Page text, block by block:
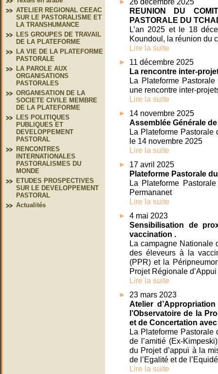
ATELIER REGIONAL CEEAC
SUR LE PASTORALISME ET
LA TRANSHUMANCE
LES GROUPES DE TRAVAIL
DE LA PLATEFORME
LA VIE DE LA PLATEFORME
PASTORALE
LA PAROLE AUX
ORGANISATIONS
PASTORALES
ORGANISATION DE LA
SOCIETE CIVILE MEMBRE
DE LA PLATEFORME
LES POLITIQUES
PUBLIQUES ET
DEVELOPPEMENT
PASTORAL
RENCONTRES
INTERNATIONALES
PASTORALISMES DU
MONDE
ETUDES PROSPECTIVES
SUR LE DEVELOPPEMENT
PASTORAL
Actualités
REUNION DU
PASTORALE DU
L’an 2025 et le 18
Koundoul, la réunion du
Lire la suite
11 décembre 2025
La rencontre inter-
La Plateforme
une rencontre inter-
Lire la suite
14 novembre 2025
Assemblée Générale
La Plateforme Pastorale
le 14 novembre 2025
Lire la suite
17 avril 2025
Plateforme Pastorale
La Plateforme
Permananet
Lire la suite
4 mai 2023
Sensibilisation de
vaccination .
La campagne Nationale
des éleveurs à la
(PPR) et la
Projet Régionale
Lire la suite
23 mars 2023
Atelier
l’Observatoire de la
et de Concertation
La Plateforme Pastorale
de l’amitié (Ex-
du Projet d’appui à la
de l’Egalité et de
Lire la suite